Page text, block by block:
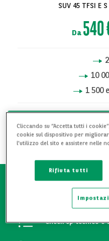
SUV 45 TFSI E
Da 540
10
1 500
AGGIUNGI
Check up tecnico e
Cliccando su “Accetta tutti i
cookie sul dispositivo per
l'utilizzo del sito e assistere nelle
Rifiuta tutti